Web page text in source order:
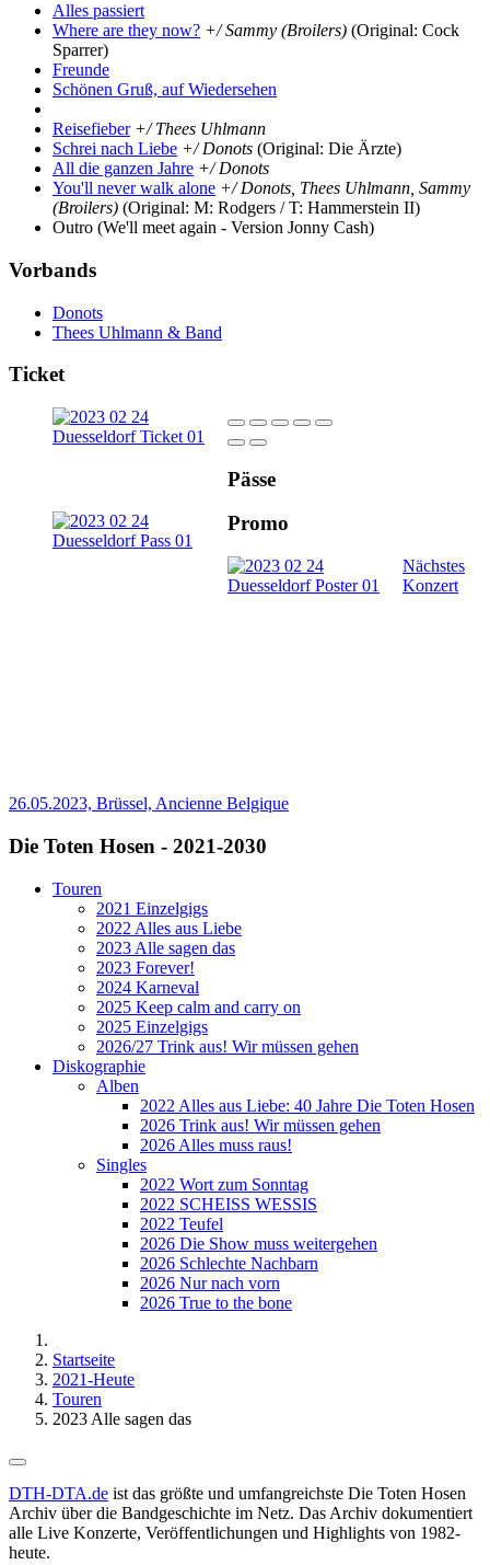
Alles passiert
Where are they now? +/ Sammy (Broilers) (Original: Cock
Sparrer)
Freunde
Schönen Gruß, auf Wiedersehen
Reisefieber +/ Thees Uhlmann
Schrei nach Liebe +/ Donots (Original: Die Ärzte)
All die ganzen Jahre +/ Donots
You'll never walk alone +/ Donots, Thees Uhlmann, Sammy
(Broilers) (Original: M: Rodgers / T: Hammerstein II)
Outro (We'll meet again - Version Jonny Cash)
Vorbands
Donots
Thees Uhlmann & Band
Ticket
Pässe
Promo
Nächstes
Konzert
26.05.2023, Brüssel, Ancienne Belgique
Die Toten Hosen - 2021-2030
Touren
2021 Einzelgigs
2022 Alles aus Liebe
2023 Alle sagen das
2023 Forever!
2024 Karneval
2025 Keep calm and carry on
2025 Einzelgigs
2026/27 Trink aus! Wir müssen gehen
Diskographie
Alben
2022 Alles aus Liebe: 40 Jahre Die Toten Hosen
2026 Trink aus! Wir müssen gehen
2026 Alles muss raus!
Singles
2022 Wort zum Sonntag
2022 SCHEISS WESSIS
2022 Teufel
2026 Die Show muss weitergehen
2026 Schlechte Nachbarn
2026 Nur nach vorn
2026 True to the bone
Startseite
2021-Heute
Touren
2023 Alle sagen das
DTH-DTA.de ist das größte und umfangreichste Die Toten Hosen
Archiv über die Bandgeschichte im Netz. Das Archiv dokumentiert
alle Live Konzerte, Veröffentlichungen und Highlights von 1982-
heute.